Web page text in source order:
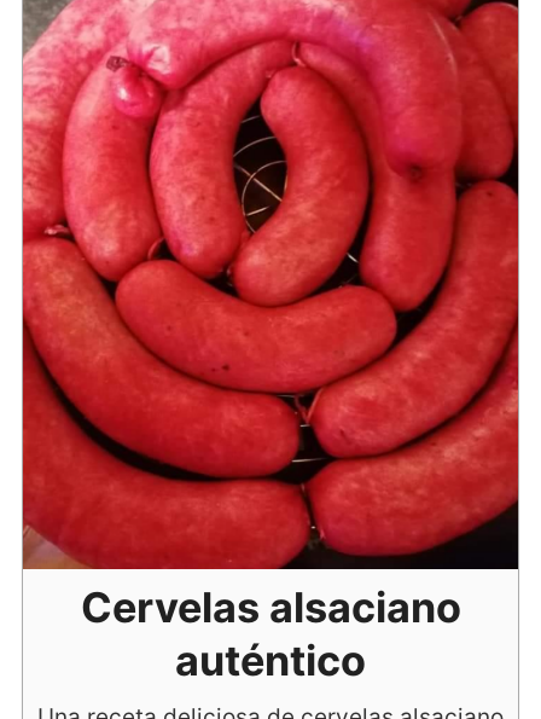
Cervelas alsaciano
auténtico